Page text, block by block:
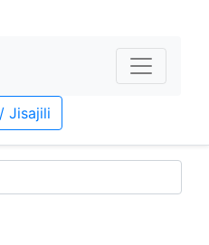
Jisajili